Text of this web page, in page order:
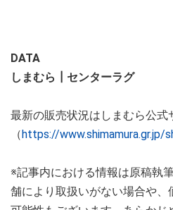
DATA
しまむら┃センターラグ
最新の販売状況はしまむら公
（https://www.shimamura.gr.jp/
※記事内における情報は原稿執
舗により取扱いがない場合や